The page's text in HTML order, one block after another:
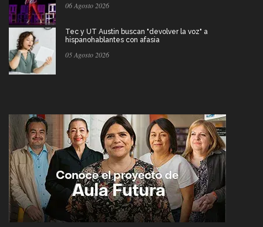
06 Agosto 2026
Tec y UT Austin buscan "devolver la voz" a
hispanohablantes con afasia
05 Agosto 2026